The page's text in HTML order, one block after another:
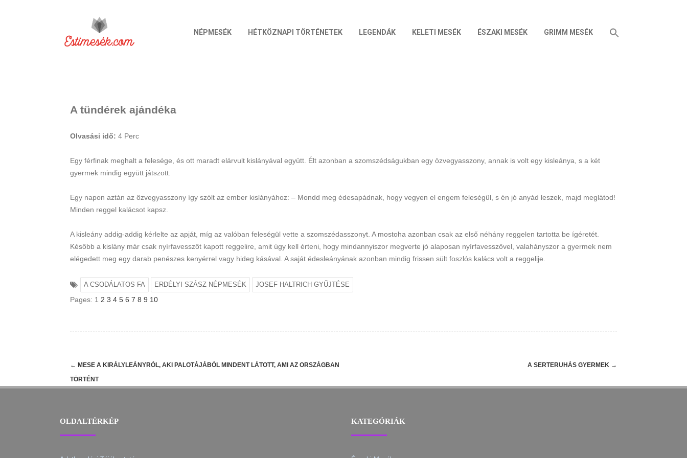
NÉPMESÉK HÉTKÖZNAPI TÖRTÉNETEK LEGENDÁK KELETI MESÉK ÉSZAKI MESÉK GRIMM MESÉK
A tündérek ajándéka
Olvasási idő: 4 Perc
Egy férfinak meghalt a felesége, és ott maradt elárvult kislányával együtt. Élt azonban a szomszédságukban egy özvegyasszony, annak is volt egy kisleánya, s a két
gyermek mindig együtt játszott.
Egy napon aztán az özvegyasszony így szólt az ember kislányához: – Mondd meg édesapádnak, hogy vegyen el engem feleségül, s én jó anyád leszek, majd meglátod!
Minden reggel kalácsot kapsz.
A kisleány addig-addig kérlelte az apját, míg az valóban feleségül vette a szomszédasszonyt. A mostoha azonban csak az első néhány reggelen tartotta be ígéretét.
Később a kislány már csak nyírfavesszőt kapott reggelire, amit úgy kell érteni, hogy mindannyiszor megverte jó alaposan nyírfavesszővel, valahányszor a gyermek nem
elégedett meg egy darab penészes kenyérrel vagy hideg kásával. A saját édesleányának azonban mindig frissen sült foszlós kalács volt a reggelije.
A CSODÁLATOS FA ERDÉLYI SZÁSZ NÉPMESÉK JOSEF HALTRICH GYŰJTÉSE
Pages: 1 2 3 4 5 6 7 8 9 10
Post
navigation
← MESE A KIRÁLYLEÁNYRÓL, AKI PALOTÁJÁBÓL MINDENT LÁTOTT, AMI AZ ORSZÁGBAN
TÖRTÉNT
A SERTERUHÁS GYERMEK →
OLDALTÉRKÉP KATEGÓRIÁK